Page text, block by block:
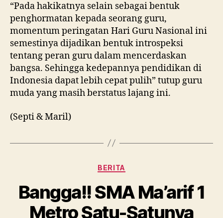
“Pada hakikatnya selain sebagai bentuk
penghormatan kepada seorang guru,
momentum peringatan Hari Guru Nasional ini
semestinya dijadikan bentuk introspeksi
tentang peran guru dalam mencerdaskan
bangsa. Sehingga kedepannya pendidikan di
Indonesia dapat lebih cepat pulih” tutup guru
muda yang masih berstatus lajang ini.
(Septi & Maril)
Kategori
BERITA
Bangga!! SMA Ma’arif 1
Metro Satu-Satunya